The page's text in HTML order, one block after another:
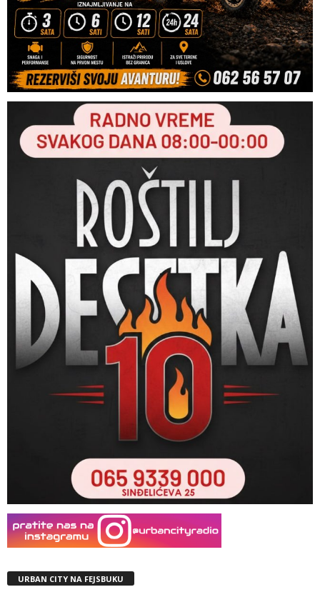
URBAN CITY NA FEJSBUKU